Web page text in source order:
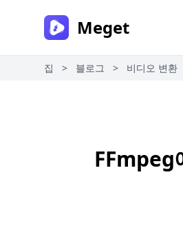
Meget
집 > 블로그 > 비디오 변환
FFmpeg